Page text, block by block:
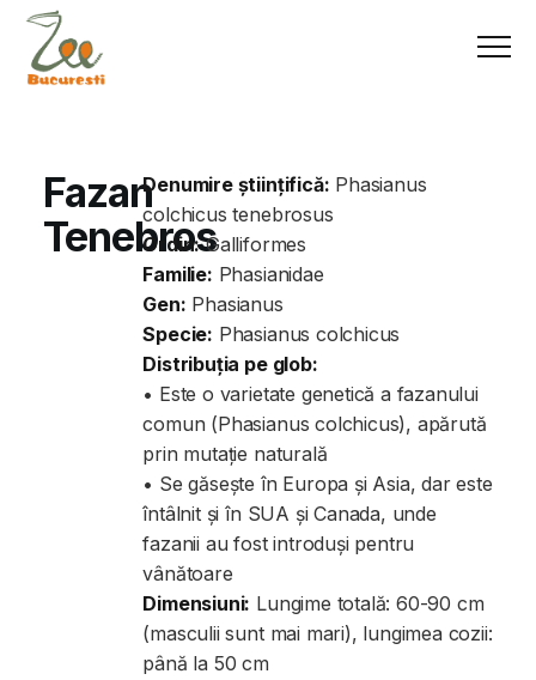
Fazan
Tenebros
Denumire științifică: Phasianus
colchicus tenebrosus
Ordin:Galliformes
Familie: Phasianidae
Gen: Phasianus
Specie: Phasianus colchicus
Distribuția pe glob:
• Este o varietate genetică a fazanului
comun (Phasianus colchicus), apărută
prin mutație naturală
• Se găsește în Europa și Asia, dar este
întâlnit și în SUA și Canada, unde
fazanii au fost introduși pentru
vânătoare
Dimensiuni: Lungime totală: 60-90 cm
(masculii sunt mai mari), lungimea cozii:
până la 50 cm